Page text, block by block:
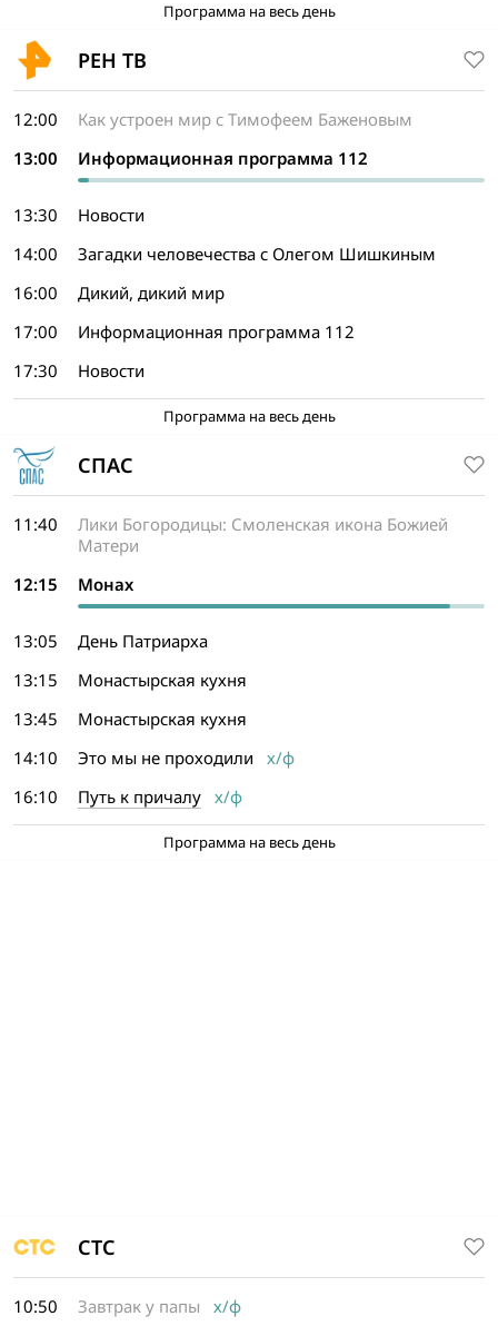
Программа на весь день
РЕН ТВ
12:00
Как устроен мир с Тимофеем Баженовым
13:00
Информационная программа 112
13:30
Новости
14:00
Загадки человечества с Олегом Шишкиным
16:00
Дикий, дикий мир
17:00
Информационная программа 112
17:30
Новости
Программа на весь день
СПАС
11:40
Лики Богородицы: Смоленская икона Божией
Матери
12:15
Монах
13:05
День Патриарха
13:15
Монастырская кухня
13:45
Монастырская кухня
14:10
Это мы не проходили х/ф
16:10
Путь к причалу х/ф
Программа на весь день
СТС
10:50 Завтрак у папы х/ф